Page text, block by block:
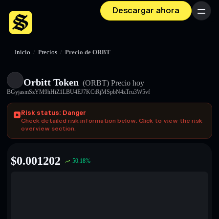
Descargar ahora Menú
Inicio / Precios / Precio de ORBT
Orbitt Token (ORBT) Precio hoy
BGyjasmSzYM9hHiZ1LBU4EJ7KCtRjMSpbN4zTru3W5vf
Risk status: Danger
Check detailed risk information below. Click to view the risk
overview section.
$0.001202 50.18%